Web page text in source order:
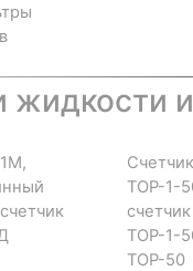
и
ТОР-1-
ТОР-1-
ТОР-50